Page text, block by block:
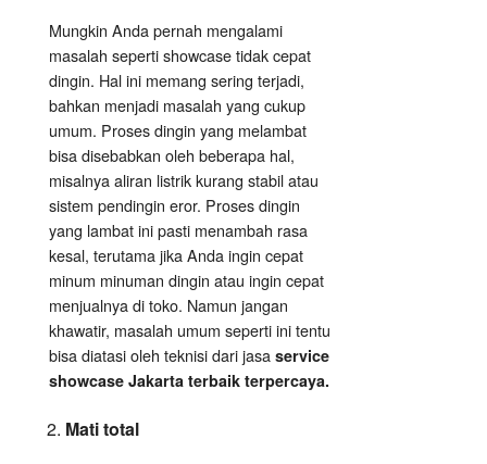
Mungkin Anda pernah mengalami
masalah seperti showcase tidak cepat
dingin. Hal ini memang sering terjadi,
bahkan menjadi masalah yang cukup
umum. Proses dingin yang melambat
bisa disebabkan oleh beberapa hal,
misalnya aliran listrik kurang stabil atau
sistem pendingin eror. Proses dingin
yang lambat ini pasti menambah rasa
kesal, terutama jika Anda ingin cepat
minum minuman dingin atau ingin cepat
menjualnya di toko. Namun jangan
khawatir, masalah umum seperti ini tentu
bisa diatasi oleh teknisi dari jasa service
showcase Jakarta terbaik terpercaya.
Mati total